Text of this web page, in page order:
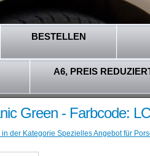
BESTELLEN
A6, PREIS
Green - Farbcode:
der Kategorie Spezielles Angebot für